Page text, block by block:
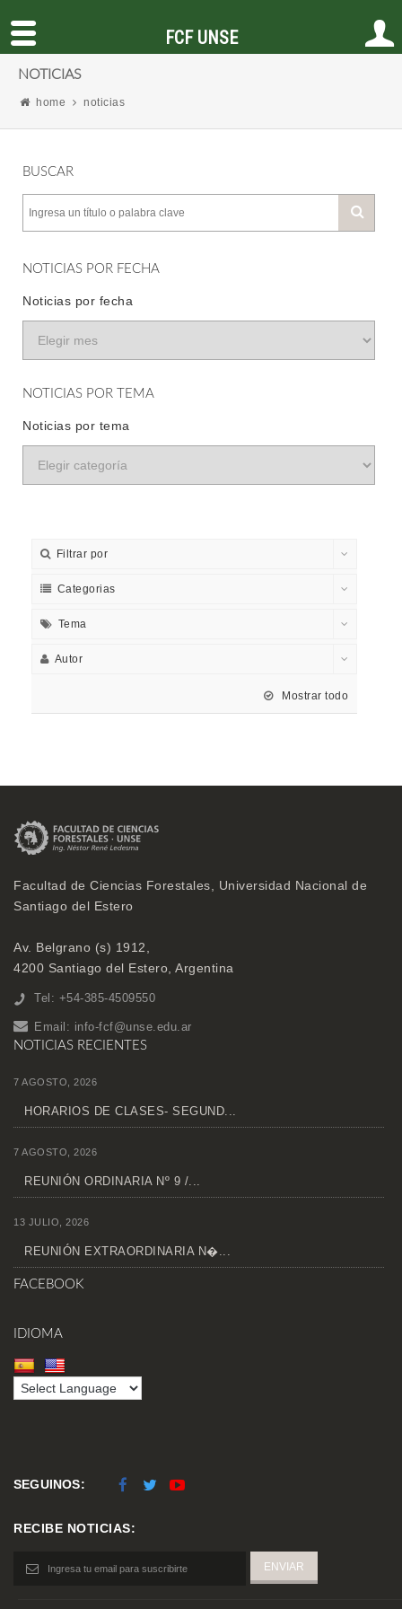
NOTICIAS
home noticias
BUSCAR
NOTICIAS POR FECHA
Noticias por fecha
NOTICIAS POR TEMA
Noticias por tema
Filtrar por
Categorias
Tema
Autor
Mostrar todo
Facultad de Ciencias Forestales, Universidad Nacional de
Santiago del Estero
Av. Belgrano (s) 1912,
4200 Santiago del Estero, Argentina
Tel: +54-385-4509550
Email: info-fcf@unse.edu.ar
NOTICIAS RECIENTES
7 AGOSTO, 2026
HORARIOS DE CLASES- SEGUND...
7 AGOSTO, 2026
REUNIÓN ORDINARIA Nº 9 /...
13 JULIO, 2026
REUNIÓN EXTRAORDINARIA N�...
FACEBOOK
IDIOMA
SEGUINOS:
RECIBE NOTICIAS:
FCF UNSE